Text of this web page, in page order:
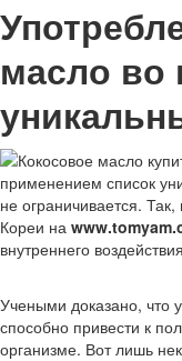
масло во
применением список
не ограничивается.
Кореи на
внутреннего
Учеными доказано, что
способно привести к
организме. Вот лишь